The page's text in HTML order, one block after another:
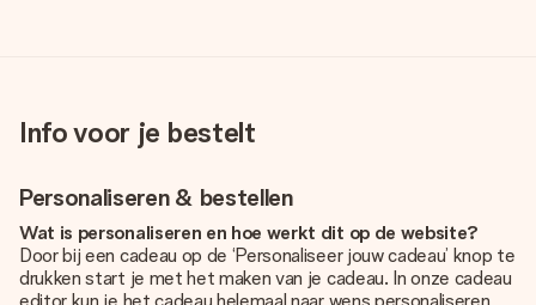
Info voor je bestelt
Personaliseren & bestellen
Wat is personaliseren en hoe werkt dit op de website?
Door bij een cadeau op de ‘Personaliseer jouw cadeau’ knop te
drukken start je met het maken van je cadeau. In onze cadeau